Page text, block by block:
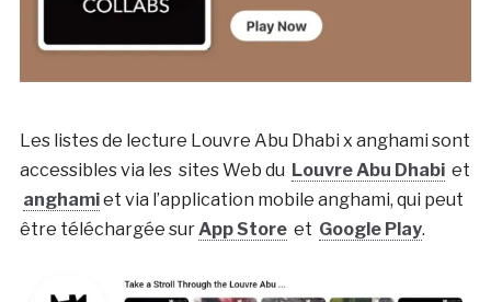
Les listes de lecture Louvre Abu Dhabi x anghami sont
accessibles via les sites Web du Louvre Abu Dhabiet
anghamiet via l’application mobile anghami, qui peut
être téléchargée surApp Storeet Google Play.